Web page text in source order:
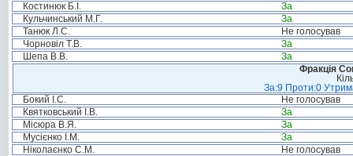
Костинюк Б.І.
За
Кульчинський М.Г.
За
Танюк Л.С.
Не голосував
Чорновіл Т.В.
За
Шепа В.В.
За
Фракція
За:9 Проти:0
Бокий І.С.
Не голосував
Квятковський І.В.
За
Місюра В.Я.
За
Мусієнко І.М.
За
Ніколаєнко С.М.
Не голосував